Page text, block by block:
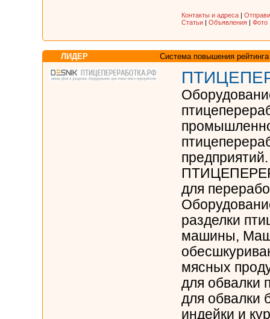
Контакты и адреса |
Статьи | Объявления | Фото
ЛИДЕР Система повышения рейтинга
предприятий.
для
разделки
машины,
мясных
для обвалки
для обвалки
индейки и